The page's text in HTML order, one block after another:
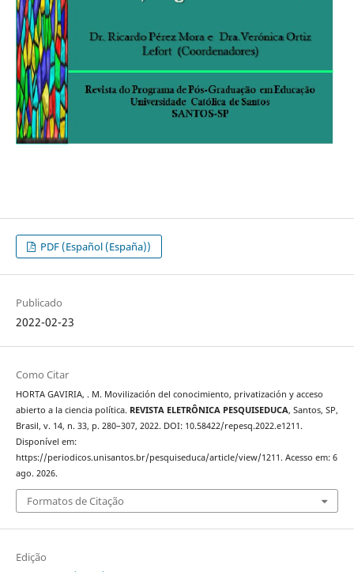
PDF (Español (España))
Publicado
2022-02-23
Como Citar
HORTA GAVIRIA, . M. Movilización del conocimiento, privatización y acceso
abierto a la ciencia política. REVISTA ELETRÔNICA PESQUISEDUCA, Santos, SP,
Brasil, v. 14, n. 33, p. 280–307, 2022. DOI: 10.58422/repesq.2022.e1211.
Disponível em:
https://periodicos.unisantos.br/pesquiseduca/article/view/1211. Acesso em: 6
ago. 2026.
Formatos de Citação
Edição